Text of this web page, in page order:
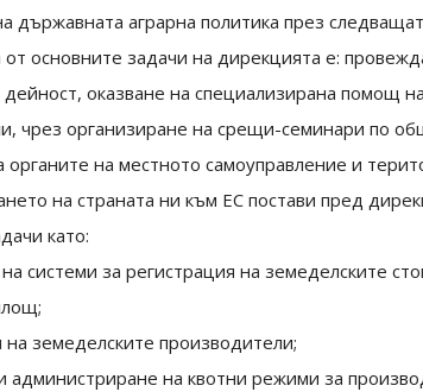
държавната аграрна политика през
от основните задачи на дирекцията е:
дейност, оказване на специализирана помощ
чрез организиране на срещи-семинари по
органите на местното самоуправление и
на страната ни към ЕС постави пред
като:
системи за регистрация на земеделските
земеделските производители;
на квотни режими за